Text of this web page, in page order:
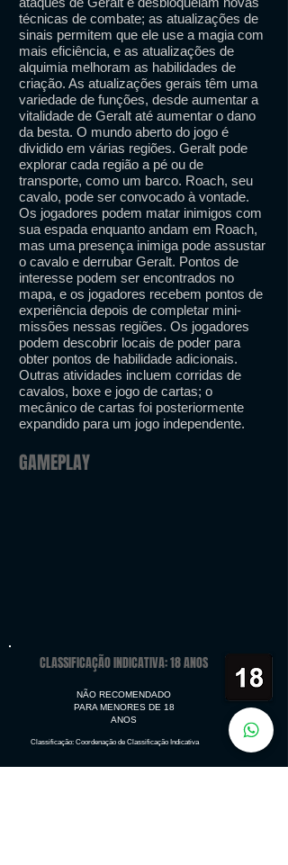
técnicas de combate; as atualizações de
sinais permitem que ele use a magia com
mais eficiência, e as atualizações de
alquimia melhoram as habilidades de
criação. As atualizações gerais têm uma
variedade de funções, desde aumentar a
vitalidade de Geralt até aumentar o dano
da besta. O mundo aberto do jogo é
dividido em várias regiões. Geralt pode
explorar cada região a pé ou de
transporte, como um barco. Roach, seu
cavalo, pode ser convocado à vontade.
Os jogadores podem matar inimigos com
sua espada enquanto andam em Roach,
mas uma presença inimiga pode assustar
o cavalo e derrubar Geralt. Pontos de
interesse podem ser encontrados no
mapa, e os jogadores recebem pontos de
experiência depois de completar mini-
missões nessas regiões. Os jogadores
podem descobrir locais de poder para
obter pontos de habilidade adicionais.
Outras atividades incluem corridas de
cavalos, boxe e jogo de cartas; o
mecânico de cartas foi posteriormente
expandido para um jogo independente.
GAMEPLAY
CLASSIFICAÇÃO INDICATIVA: 18 ANOS
NÃO RECOMENDADO
PARA MENORES DE 18
ANOS
Classificação: Coordenação de Classificação Indicativa